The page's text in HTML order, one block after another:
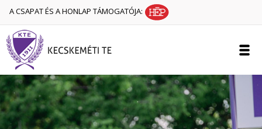
A CSAPAT ÉS A HONLAP TÁMOGATÓJA: